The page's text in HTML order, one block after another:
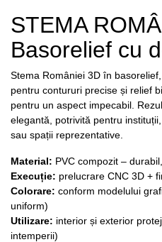
STEMA
Basorelief cu
Stema României 3D în
pentru contururi precise și relief
pentru un aspect impecabil.
elegantă, potrivită pentru
sau spații reprezentative.
Material: PVC compozit –
Execuție: prelucrare CNC 3D +
Colorare: conform modelului
uniform)
Utilizare: interior și exterior
intemperii)